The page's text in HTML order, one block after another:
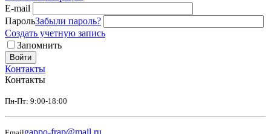
E-mail
ПарольЗабыли пароль?
Создать учетную запись
Запомнить
Войти
Контакты
Контакты
Пн-Пт: 9:00-18:00